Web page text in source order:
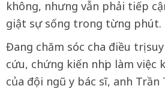
không, nhưng vẫn phải tiếp
giật sự sống trong từng phút.
Đang chăm sóc cha điều trị
cứu, chứng kiến nhịp làm việc
của đội ngũ y bác sĩ, anh